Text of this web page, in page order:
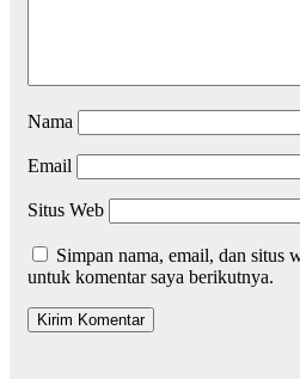
Nama
Email
Situs Web
Simpan nama, email, dan situs
untuk komentar saya berikutnya.